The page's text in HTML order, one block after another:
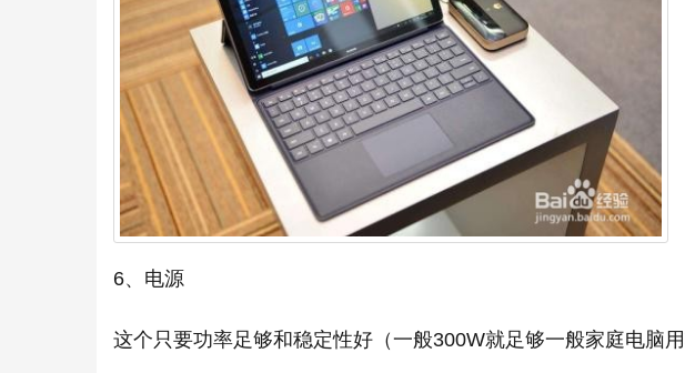
6、电源
这个只要功率足够和稳定性好（一般300W就足够一般家庭电脑